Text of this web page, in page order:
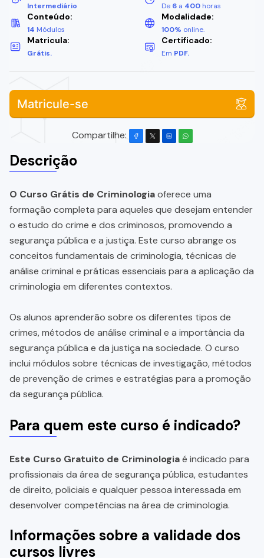
Intermediário De 6 a 400 horas
Conteúdo:
14 Módulos
Modalidade:
100% online.
Matricula:
Grátis.
Certificado:
Em PDF.
Matricule-se
Compartilhe:
Descrição
O Curso Grátis de Criminologiaoferece uma
formação completa para aqueles que desejam entender
o estudo do crime e dos criminosos, promovendo a
segurança pública e a justiça. Este curso abrange os
conceitos fundamentais de criminologia, técnicas de
análise criminal e práticas essenciais para a aplicação da
criminologia em diferentes contextos.
Os alunos aprenderão sobre os diferentes tipos de
crimes, métodos de análise criminal e a importância da
segurança pública e da justiça na sociedade. O curso
inclui módulos sobre técnicas de investigação, métodos
de prevenção de crimes e estratégias para a promoção
da segurança pública.
Para quem este curso é indicado?
Este Curso Gratuito de Criminologiaé indicado para
profissionais da área de segurança pública, estudantes
de direito, policiais e qualquer pessoa interessada em
desenvolver competências na área de criminologia.
Informações sobre a validade dos
cursos livres